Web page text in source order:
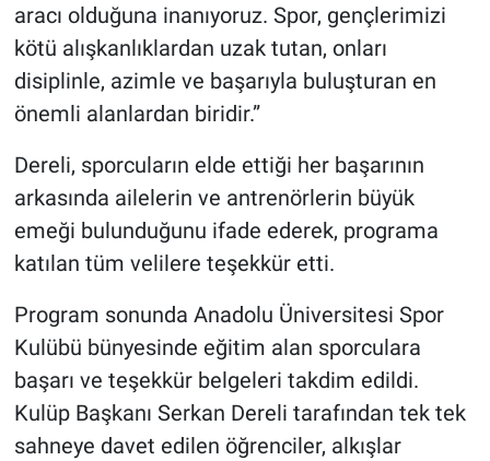
aracı olduğuna inanıyoruz. Spor, gençlerimizi
kötü alışkanlıklardan uzak tutan, onları
disiplinle, azimle ve başarıyla buluşturan en
önemli alanlardan biridir.”
Dereli, sporcuların elde ettiği her başarının
arkasında ailelerin ve antrenörlerin büyük
emeği bulunduğunu ifade ederek, programa
katılan tüm velilere teşekkür etti.
Program sonunda Anadolu Üniversitesi Spor
Kulübü bünyesinde eğitim alan sporculara
başarı ve teşekkür belgeleri takdim edildi.
Kulüp Başkanı Serkan Dereli tarafından tek tek
sahneye davet edilen öğrenciler, alkışlar